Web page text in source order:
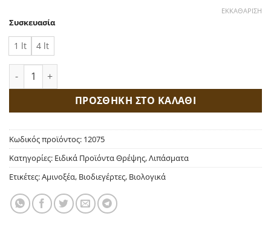
Συσκευασία
1 lt 4 lt
ΕΚΚΑΘΆΡΙΣΗ
Plant Care Βιοδιεγέρτης ποσότητα
ΠΡΟΣΘΗΚΗ ΣΤΟ ΚΑΛΑΘΙ
Κωδικός προϊόντος: 12075
Κατηγορίες: Ειδικά Προϊόντα Θρέψης,Λιπάσματα
Ετικέτες:Αμινοξέα, Βιοδιεγέρτες, Βιολογικά